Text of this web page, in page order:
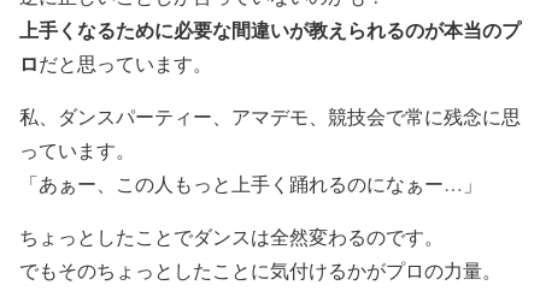
上手くなるために必要な間違いが教えられるのが本当のプ
ロだと思っています。
私、ダンスパーティー、アマデモ、競技会で常に残念に思
っています。
「あぁー、この人もっと上手く踊れるのになぁー…」
ちょっとしたことでダンスは全然変わるのです。
でもそのちょっとしたことに気付けるかがプロの力量。